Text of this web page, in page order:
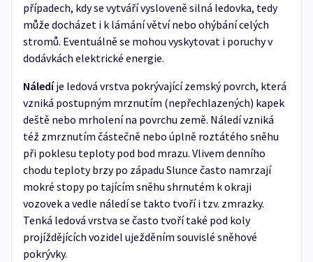
případech, kdy se vytváří vysloveně silná ledovka, tedy
může docházet i k lámání větví nebo ohýbání celých
stromů. Eventuálně se mohou vyskytovat i poruchy v
dodávkách elektrické energie.
Náledíje ledová vrstva pokrývající zemský povrch, která
vzniká postupným mrznutím (nepřechlazených) kapek
deště nebo mrholení na povrchu země. Náledí vzniká
též zmrznutím částečně nebo úplně roztátého sněhu
při poklesu teploty pod bod mrazu. Vlivem denního
chodu teploty brzy po západu Slunce často namrzají
mokré stopy po tajícím sněhu shrnutém k okraji
vozovek a vedle náledí se takto tvoří i tzv. zmrazky.
Tenká ledová vrstva se často tvoří také pod koly
projíždějících vozidel uježděním souvislé sněhové
pokrývky.